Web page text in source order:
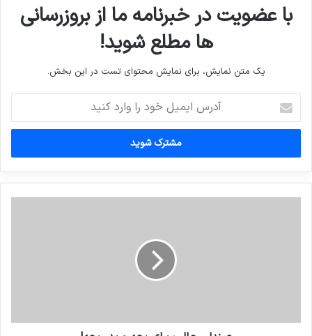
با عضویت در خبرنامه ما از بروزرسانی
ها مطلع شوید!
یک متن نمایش، برای نمایش محتوای تست در این بخش.
ایمیل
خود
وارد
کنید